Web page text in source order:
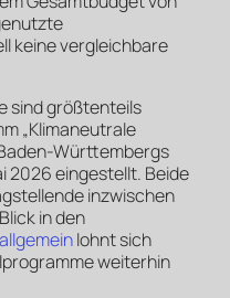
keine vergleichbare
sind größtenteils
„Klimaneutrale
Württembergs
2026 eingestellt. Beide
inzwischen
in den
lohnt sich
weiterhin